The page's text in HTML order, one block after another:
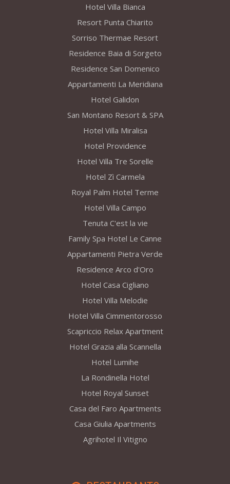
Hotel Villa Bianca
Resort Punta Chiarito
Sorriso Thermae Resort
Residence Baia di Sorgeto
Residence San Domenico
Appartamenti La Meridiana
Hotel Galidon
San Montano Resort & SPA
Hotel Villa Miralisa
Hotel Providence
Hotel Villa Tre Sorelle
Hotel Zì Carmela
Royal Palm Hotel Terme
Hotel Villa Campo
Tenuta C'est la vie
Family Spa Hotel Le Canne
Appartamenti Pietra Verde
Residence Arco d'Oro
Hotel Casa Cigliano
Hotel Villa Melodie
Hotel Villa Cimmentorosso
Scapriccio Relax Apartment
Hotel Grazia alla Scannella
Hotel Lumihe
La Rondinella Hotel
Hotel Royal Sunset
Casa del Faro Apartments
Casa Giulia Apartments
Agrihotel Il Vitigno